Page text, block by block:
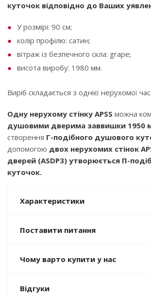
куточок відповідно до Ваших
У розмірі: 90 см;
колір профілю: сатин;
вітраж із безпечного скла: grape;
висота виробу: 1980 мм.
Виріб складається з однієї нерухомої
Одну нерухому стінку APSS можна
душовими дверима заввишки 1950
створення Г-подібного душового
допомогою двох нерухомих стінок
дверей (ASDP3) утворюється П-
куточок.
Характеристики
Поставити питання
Чому варто купити у нас
Відгуки